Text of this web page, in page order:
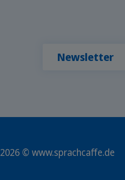
Newsletter
2026 © www.sprachcaffe.de